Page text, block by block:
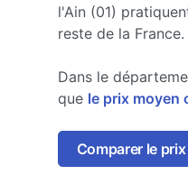
l'Ain (01)
reste de la France.
Dans le
que le prix moyen
Comparer le